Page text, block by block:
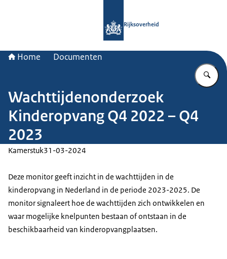
Rijksoverheid
Home Documenten
Wachttijdenonderzoek
Kinderopvang Q4 2022 – Q4
2023
Kamerstuk31-03-2024
Deze monitor geeft inzicht in de wachttijden in de
kinderopvang in Nederland in de periode 2023-2025. De
monitor signaleert hoe de wachttijden zich ontwikkelen en
waar mogelijke knelpunten bestaan of ontstaan in de
beschikbaarheid van kinderopvangplaatsen.